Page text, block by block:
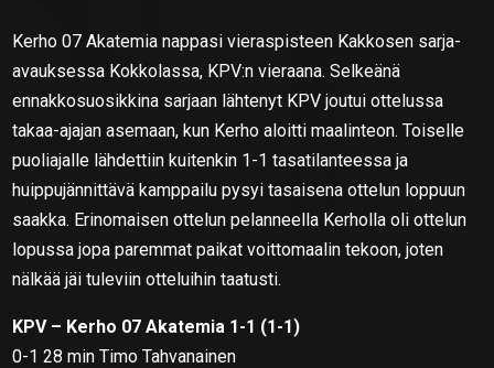
Kerho 07 Akatemia nappasi vieraspisteen Kakkosen sarja-
avauksessa Kokkolassa, KPV:n vieraana. Selkeänä
ennakkosuosikkina sarjaan lähtenyt KPV joutui ottelussa
takaa-ajajan asemaan, kun Kerho aloitti maalinteon. Toiselle
puoliajalle lähdettiin kuitenkin 1-1 tasatilanteessa ja
huippujännittävä kamppailu pysyi tasaisena ottelun loppuun
saakka. Erinomaisen ottelun pelanneella Kerholla oli ottelun
lopussa jopa paremmat paikat voittomaalin tekoon, joten
nälkää jäi tuleviin otteluihin taatusti.
KPV – Kerho 07 Akatemia 1-1 (1-1)
0-1 28 min Timo Tahvanainen